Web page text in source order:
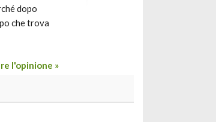
dopo
che trova
l'opinione »